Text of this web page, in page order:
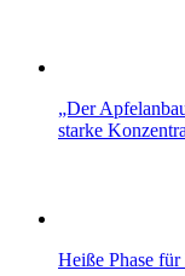
„Der
starke
Heiße Phase